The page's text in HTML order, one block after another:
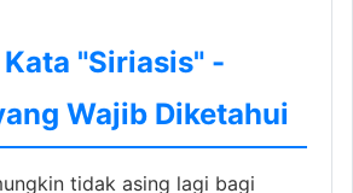
"Siriasis" -
Wajib Diketahui
tidak asing lagi bagi